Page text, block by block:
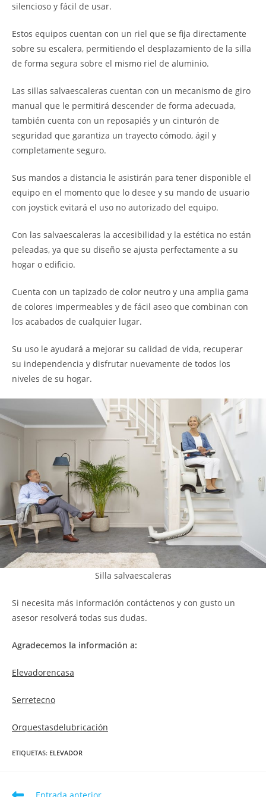
silencioso y fácil de usar.
Estos equipos cuentan con un riel que se fija directamente
sobre su escalera, permitiendo el desplazamiento de la silla
de forma segura sobre el mismo riel de aluminio.
Las sillas salvaescaleras cuentan con un mecanismo de giro
manual que le permitirá descender de forma adecuada,
también cuenta con un reposapiés y un cinturón de
seguridad que garantiza un trayecto cómodo, ágil y
completamente seguro.
Sus mandos a distancia le asistirán para tener disponible el
equipo en el momento que lo desee y su mando de usuario
con joystick evitará el uso no autorizado del equipo.
Con las salvaescaleras la accesibilidad y la estética no están
peleadas, ya que su diseño se ajusta perfectamente a su
hogar o edificio.
Cuenta con un tapizado de color neutro y una amplia gama
de colores impermeables y de fácil aseo que combinan con
los acabados de cualquier lugar.
Su uso le ayudará a mejorar su calidad de vida, recuperar
su independencia y disfrutar nuevamente de todos los
niveles de su hogar.
Silla salvaescaleras
Si necesita más información contáctenos y con gusto un
asesor resolverá todas sus dudas.
Agradecemos la información a:
Elevadorencasa
Serretecno
Orquestasdelubricación
ETIQUETAS: ELEVADOR